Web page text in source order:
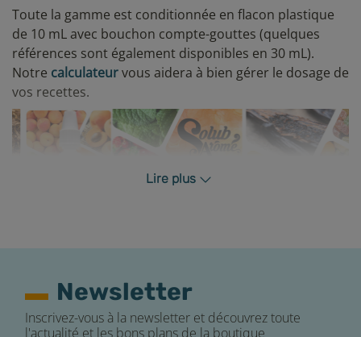
Toute la gamme est conditionnée en flacon plastique
de 10 mL avec bouchon compte-gouttes (quelques
références sont également disponibles en 30 mL).
Notre calculateurvous aidera à bien gérer le dosage de
vos recettes.
Une seringue pour doser l’arôme
Un flacon d’arôme concentré
Lire plus
Newsletter
Inscrivez-vous à la newsletter et découvrez toute
l'actualité et les bons plans de la boutique